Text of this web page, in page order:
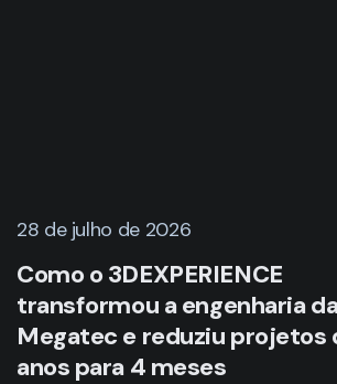
28 de julho de 2026
Como o 3DEXPERIENCE
transformou a engenharia
Megatec e reduziu projetos
anos para 4 meses